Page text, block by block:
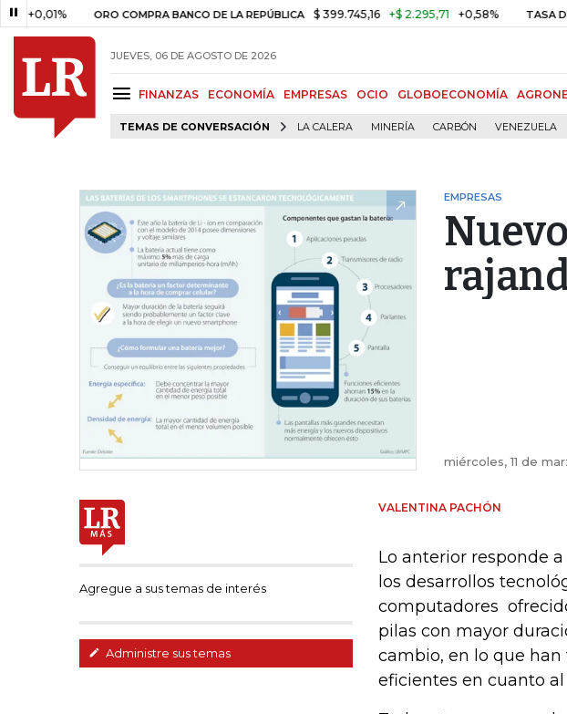
ORO COMPRA BANCO DE LA REPÚBLICA $ 399.745,16 +$ 2.295,71 +0,58% TASA DE USURA
JUEVES, 06 DE AGOSTO DE 2026
FINANZAS ECONOMÍA EMPRESAS OCIO GLOBOECONOMÍA
TEMAS DE CONVERSACIÓN LA CALERA MINERÍA CARBÓN VENEZUELA
EMPRESAS
miércoles, 11 de
Agregue a sus temas de interés
Administre sus temas
VALENTINA PACHÓN
Lo anterior responde
los desarrollos
computadores
pilas con mayor
cambio, en lo que
eficientes en cuanto